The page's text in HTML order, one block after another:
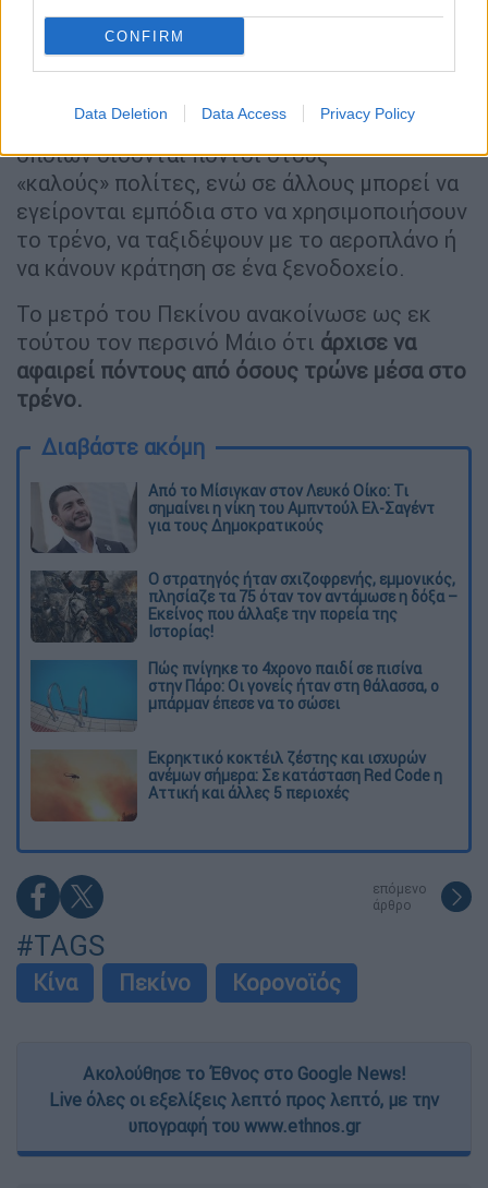
CONFIRM
Data Deletion Data Access Privacy Policy
αναγνώριση» ενός ανθρώπου.
Η Κίνα άρχισε τα τελευταία χρόνια να θέτει
«κοινωνικής αναγνώρισης», βάσει των
οποίων δίδονται πόντοι στους
«καλούς» πολίτες, ενώ σε άλλους μπορεί να
εγείρονται εμπόδια στο να χρησιμοποιήσουν
το τρένο, να ταξιδέψουν με το αεροπλάνο ή
να κάνουν κράτηση σε ένα ξενοδοχείο.
Το μετρό του Πεκίνου ανακοίνωσε ως εκ
τούτου τον περσινό Μάιο ότι άρχισε να
αφαιρεί πόντους από όσους τρώνε μέσα στο
τρένο.
Διαβάστε ακόμη
Από το Μίσιγκαν στον Λευκό Οίκο: Τι
σημαίνει η νίκη του Αμπντούλ Ελ-Σαγέντ
για τους Δημοκρατικούς
O στρατηγός ήταν σχιζοφρενής, εμμονικός,
πλησίαζε τα 75 όταν τον αντάμωσε η δόξα –
Εκείνος που άλλαξε την πορεία της
Ιστορίας!
Πώς πνίγηκε το 4χρονο παιδί σε πισίνα
στην Πάρο: Οι γονείς ήταν στη θάλασσα, ο
μπάρμαν έπεσε να το σώσει
Εκρηκτικό κοκτέιλ ζέστης και ισχυρών
ανέμων σήμερα: Σε κατάσταση Red Code η
Αττική και άλλες 5 περιοχές
επόμενο
άρθρο
#TAGS
Κίνα Πεκίνο Κορονοϊός
Ακολούθησε το Έθνος στο Google News!
Live όλες οι εξελίξεις λεπτό προς λεπτό, με την
υπογραφή του www.ethnos.gr